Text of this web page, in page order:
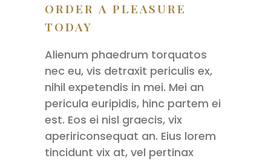
ORDER A PLEASURE
TODAY
Alienum phaedrum torquatos
nec eu, vis detraxit periculis ex,
nihil expetendis in mei. Mei an
pericula euripidis, hinc partem ei
est. Eos ei nisl graecis, vix
apeririconsequat an. Eius lorem
tincidunt vix at, vel pertinax